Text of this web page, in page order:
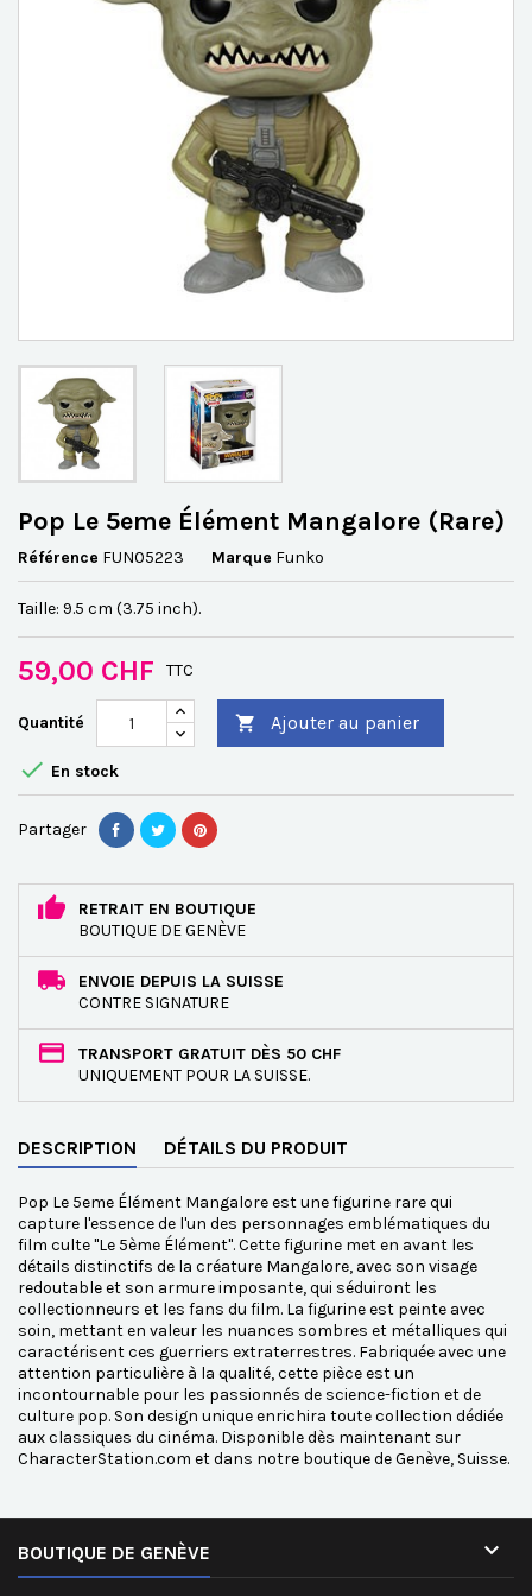
Pop Le 5eme Élément Mangalore (Rare)
Référence FUN05223 Marque Funko
Taille: 9.5 cm (3.75 inch).
59,00 CHF TTC
Quantité  Ajouter au panier
 En stock
Partager
RETRAIT EN BOUTIQUE
BOUTIQUE DE GENÈVE
ENVOIE DEPUIS LA SUISSE
CONTRE SIGNATURE
TRANSPORT GRATUIT DÈS 50 CHF
UNIQUEMENT POUR LA SUISSE.
DESCRIPTION DÉTAILS DU PRODUIT
Pop Le 5eme Élément Mangalore est une figurine rare qui
capture l'essence de l'un des personnages emblématiques du
film culte "Le 5ème Élément". Cette figurine met en avant les
détails distinctifs de la créature Mangalore, avec son visage
redoutable et son armure imposante, qui séduiront les
collectionneurs et les fans du film. La figurine est peinte avec
soin, mettant en valeur les nuances sombres et métalliques qui
caractérisent ces guerriers extraterrestres. Fabriquée avec une
attention particulière à la qualité, cette pièce est un
incontournable pour les passionnés de science-fiction et de
culture pop. Son design unique enrichira toute collection dédiée
aux classiques du cinéma. Disponible dès maintenant sur
CharacterStation.com et dans notre boutique de Genève, Suisse.
BOUTIQUE DE GENÈVE 